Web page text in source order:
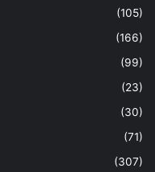
(105)
(166)
(99)
(23)
(30)
(71)
(307)